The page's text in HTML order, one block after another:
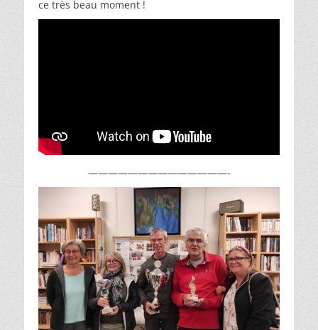
ce très beau moment !
——————————————-